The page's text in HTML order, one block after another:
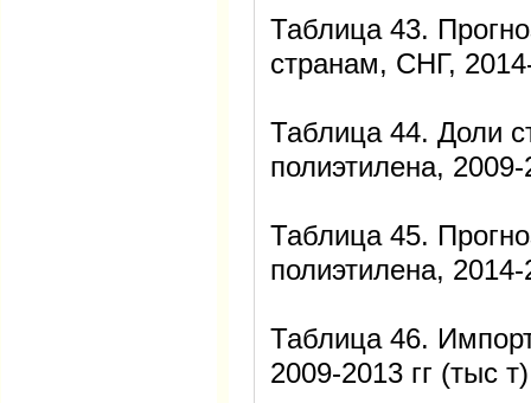
Таблица 43.
странам, СНГ,
Таблица 44. Доли
полиэтилена, 2009-
Таблица 45.
полиэтилена, 2014-
Таблица 46.
2009-2013 гг (тыс т)